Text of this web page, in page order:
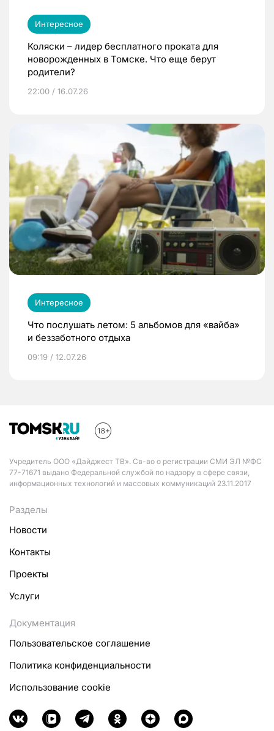
Интересное
Коляски – лидер бесплатного проката для
новорожденных в Томске. Что еще берут
родители?
22:00 / 16.07.26
Интересное
Что послушать летом: 5 альбомов для «вайба»
и беззаботного отдыха
09:19 / 12.07.26
Учредитель ООО «Дайджест ТВ». Св-во о регистрации СМИ ЭЛ №ФС
77-71671 выдано Федеральной службой по надзору в сфере связи,
информационных технологий и массовых коммуникаций 23.11.2017
Разделы
Новости
Контакты
Проекты
Услуги
Документация
Пользовательское соглашение
Политика конфиденциальности
Использование cookie